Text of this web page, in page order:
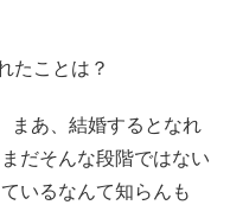
たことは？
まあ、結婚するとなれ
だそんな段階ではない
いるなんて知らんも